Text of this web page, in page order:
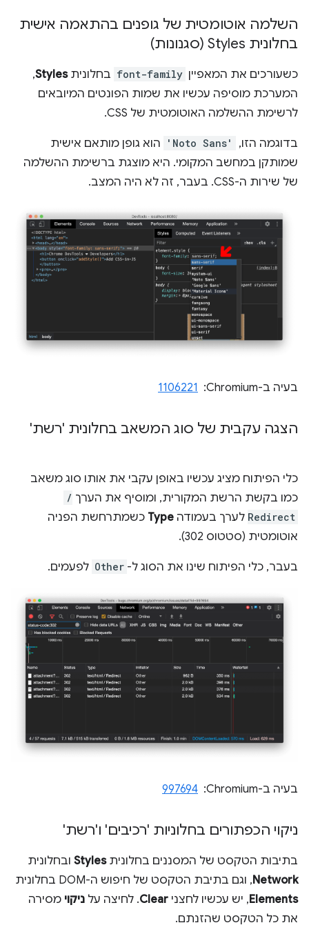
השלמה אוטומטית של גופנים בהתאמה אישית
בחלונית Styles (סגנונות)
כשעורכים את המאפיין font-family בחלוניתStyles
,
המערכת מוסיפה עכשיו את שמות הפונטים המיובאים
לרשימת ההשלמה האוטומטית של CSS.
בדוגמה הזו, 'Noto Sans'
הוא גופן מותאם אישית
שמותקן במחשב המקומי. היא מוצגת ברשימת ההשלמה
של שירות ה-CSS. בעבר, זה לא היה המצב.
בעיה ב-Chromium: ‏ 1106221
הצגה עקבית של סוג המשאב בחלונית 'רשת'
כלי הפיתוח מציג עכשיו באופן עקבי את אותו סוג משאב
כמו בקשת הרשת המקורית, ומוסיף את הערך /
Redirect לערך בעמודה Type כשמתרחשת הפניה
אוטומטית (סטטוס 302).
בעבר, כלי הפיתוח שינו את הסוג ל- Other לפעמים.
בעיה ב-Chromium: ‏ 997694
ניקוי הכפתורים בחלוניות 'רכיבים' ו'רשת'
בתיבות הטקסט של המסננים בחלוניתStyles ובחלונית
Network, וגם בתיבת הטקסט של חיפוש ה-DOM בחלונית
Elements, יש עכשיו לחצני Clear. לחיצה על ניקוי מסירה
את כל הטקסט שהזנתם.